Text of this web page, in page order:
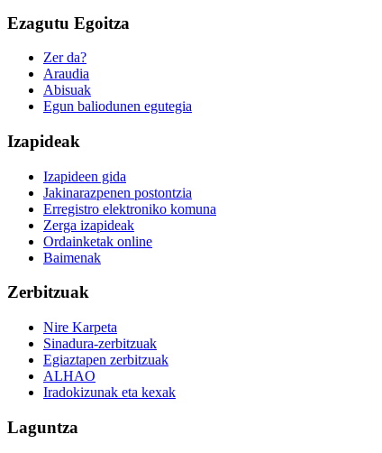
Ezagutu Egoitza
Zer da?
Araudia
Abisuak
Egun baliodunen egutegia
Izapideak
Izapideen gida
Jakinarazpenen postontzia
Erregistro elektroniko komuna
Zerga izapideak
Ordainketak online
Baimenak
Zerbitzuak
Nire Karpeta
Sinadura-zerbitzuak
Egiaztapen zerbitzuak
ALHAO
Iradokizunak eta kexak
Laguntza